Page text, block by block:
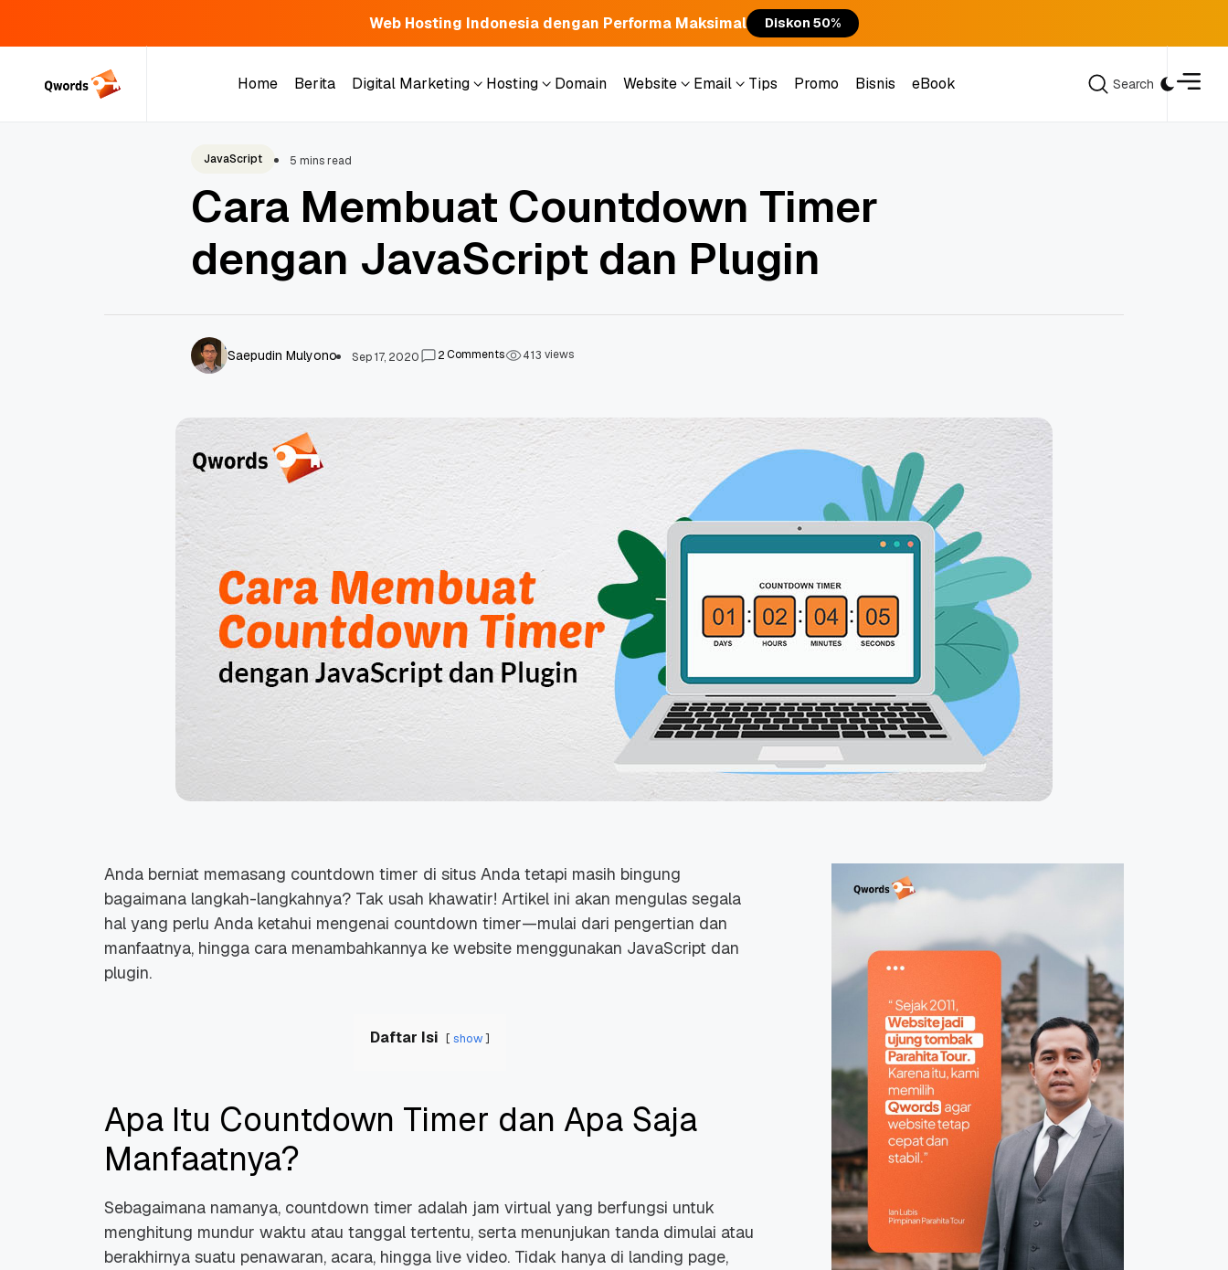
Web Hosting Indonesia dengan Performa Maksimal Diskon 50%
Home
Berita
Digital Marketing
Hosting
Domain
Website
Email
Tips
Promo
Bisnis
eBook
Search
JavaScript 5 mins read
Cara Membuat Countdown Timer
dengan JavaScript dan Plugin
Saepudin Mulyono Sep 17, 2020 2Comments 413 views
Anda berniat memasang countdown timer di situs Anda tetapi masih bingung
bagaimana langkah-langkahnya? Tak usah khawatir! Artikel ini akan mengulas segala
hal yang perlu Anda ketahui mengenai countdown timer—mulai dari pengertian dan
manfaatnya, hingga cara menambahkannya ke website menggunakan JavaScript dan
plugin.
Daftar Isi show
Apa Itu Countdown Timer dan Apa Saja
Manfaatnya?
Sebagaimana namanya, countdown timer adalah jam virtual yang berfungsi untuk
menghitung mundur waktu atau tanggal tertentu, serta menunjukan tanda dimulai atau
berakhirnya suatu penawaran, acara, hingga live video. Tidak hanya di landing page,